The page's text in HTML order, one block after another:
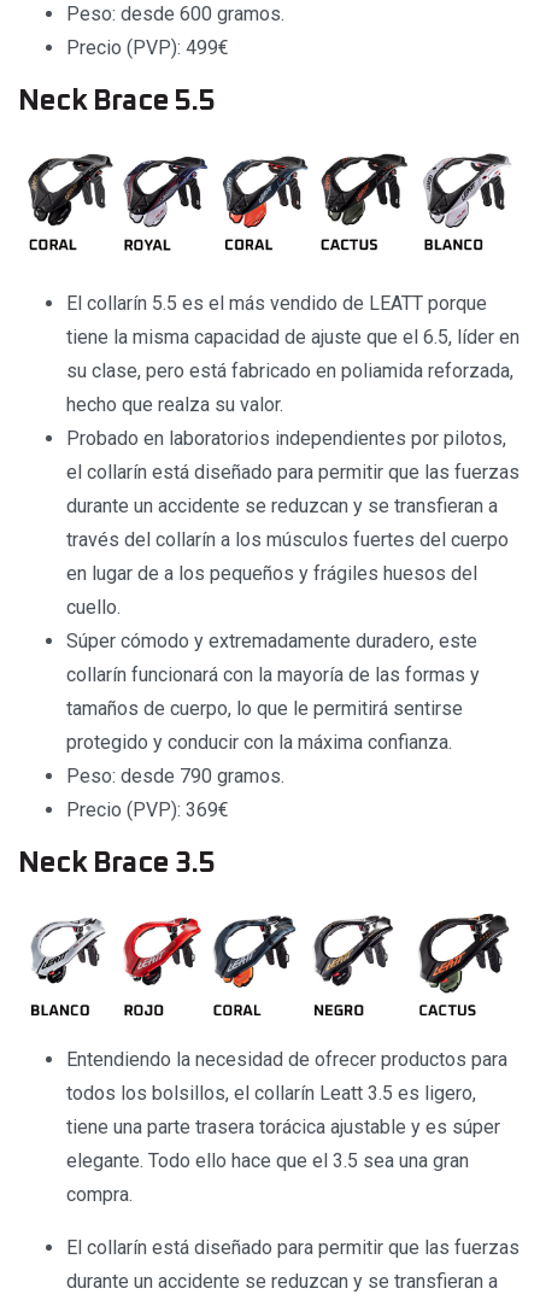
Peso: desde 600 gramos.
Precio (PVP): 499€
Neck Brace 5.5
El collarín 5.5 es el más vendido de LEATT porque
tiene la misma capacidad de ajuste que el 6.5, líder en
su clase, pero está fabricado en poliamida reforzada,
hecho que realza su valor.
Probado en laboratorios independientes por pilotos,
el collarín está diseñado para permitir que las fuerzas
durante un accidente se reduzcan y se transfieran a
través del collarín a los músculos fuertes del cuerpo
en lugar de a los pequeños y frágiles huesos del
cuello.
Súper cómodo y extremadamente duradero, este
collarín funcionará con la mayoría de las formas y
tamaños de cuerpo, lo que le permitirá sentirse
protegido y conducir con la máxima confianza.
Peso: desde 790 gramos.
Precio (PVP): 369€
Neck Brace 3.5
Entendiendo la necesidad de ofrecer productos para
todos los bolsillos, el collarín Leatt 3.5 es ligero,
tiene una parte trasera torácica ajustable y es súper
elegante. Todo ello hace que el 3.5 sea una gran
compra.
El collarín está diseñado para permitir que las fuerzas
durante un accidente se reduzcan y se transfieran a